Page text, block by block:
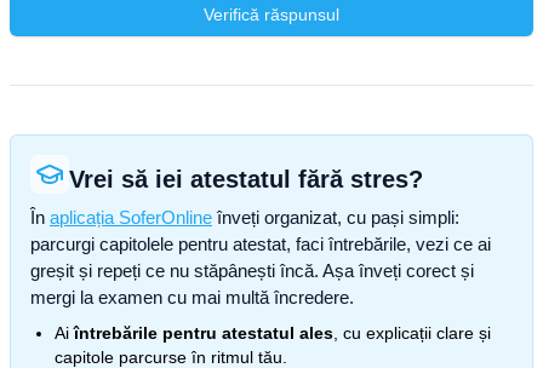
Verifică răspunsul
Vrei să iei atestatul fără stres?
În aplicația SoferOnline înveți organizat, cu pași simpli:
parcurgi capitolele pentru atestat, faci întrebările, vezi ce ai
greșit și repeți ce nu stăpânești încă. Așa înveți corect și
mergi la examen cu mai multă încredere.
Aiîntrebările pentru atestatul ales , cu explicații clare și
capitole parcurse în ritmul tău.